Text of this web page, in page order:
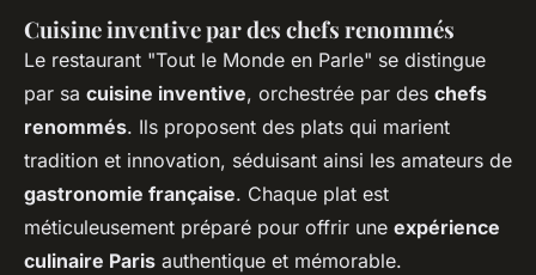
Cuisine inventive par des chefs renommés
Le restaurant "Tout le Monde en Parle" se distingue
par sa cuisine inventive, orchestrée par des chefs
renommés. Ils proposent des plats qui marient
tradition et innovation, séduisant ainsi les amateurs de
gastronomie française. Chaque plat est
méticuleusement préparé pour offrir une expérience
culinaire Paris authentique et mémorable.